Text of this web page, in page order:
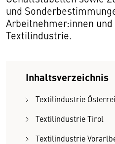
und
Arbeitnehmer:innen
Textilindustrie.
Inhaltsverzeichnis
Textilindustrie
Textilindustrie Tirol
Textilindustrie